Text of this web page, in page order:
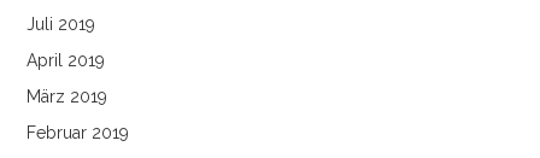
Juli 2019
April 2019
März 2019
Februar 2019